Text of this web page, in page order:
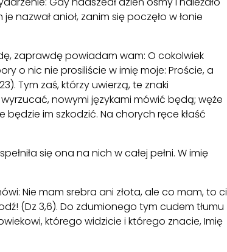
nazwał anioł, zanim się poczęło w łonie
zaprawdę powiadam wam: O cokolwiek
o nic nie prosiliście w imię moje: Proście, a
Tym zaś, którzy uwierzą, te znaki
nowymi językami mówić będą; węże
im szkodzić. Na chorych ręce kłaść
się ona na nich w całej pełni. W imię
Nie mam srebra ani złota, ale co mam, to ci
(Dz 3,6). Do zdumionego tym cudem tłumu
którego widzicie i którego znacie, Imię